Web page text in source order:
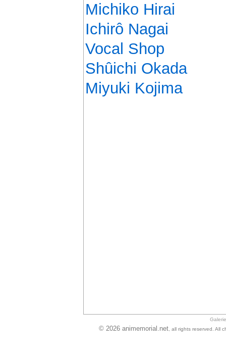
Michiko Hirai
Ichirô Nagai
Vocal Shop
Shûichi Okada
Miyuki Kojima
Galerie
© 2026 animemorial.net, all rights reserved. All